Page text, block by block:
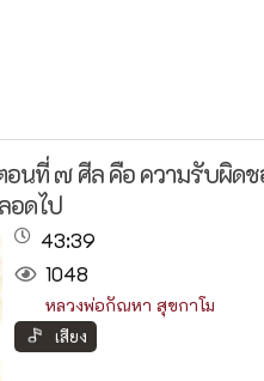
นที่ ๗ ศีล คือ ความรับผิด
อดไป
43:39
1048
หลวงพ่อกัณหา สุขกาโม
เสียง